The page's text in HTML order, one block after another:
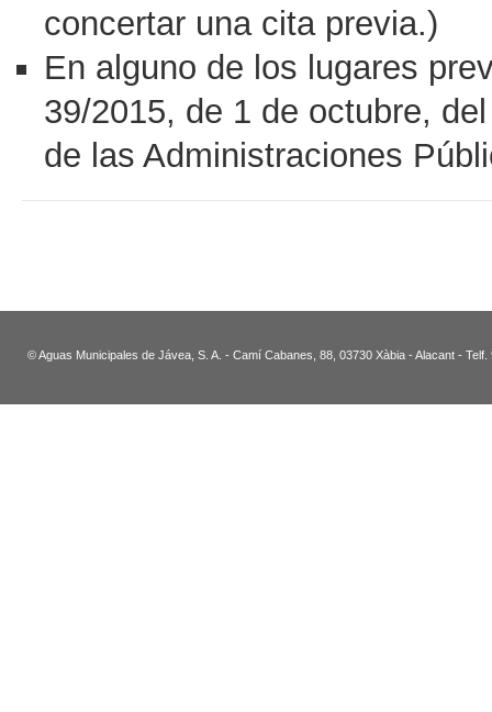
concertar una cita previa.)
En alguno de los lugares
39/2015, de 1 de octubre,
de las Administraciones
© Aguas Municipales de Jávea, S. A. - Camí Cabanes, 88, 03730 Xàbia - Alacant -